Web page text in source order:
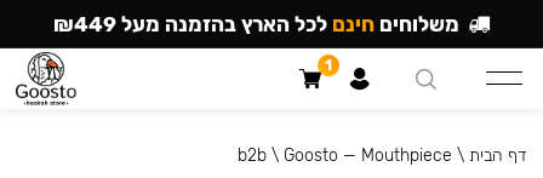
דף הבית \
b2b\ Goosto — Mouthpiece
משלוחים חינם לכל הארץ בהזמנה מעל ₪449
1